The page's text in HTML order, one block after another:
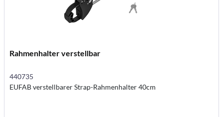
Rahmenhalter verstellbar
440735
EUFAB verstellbarer Strap-Rahmenhalter 40cm